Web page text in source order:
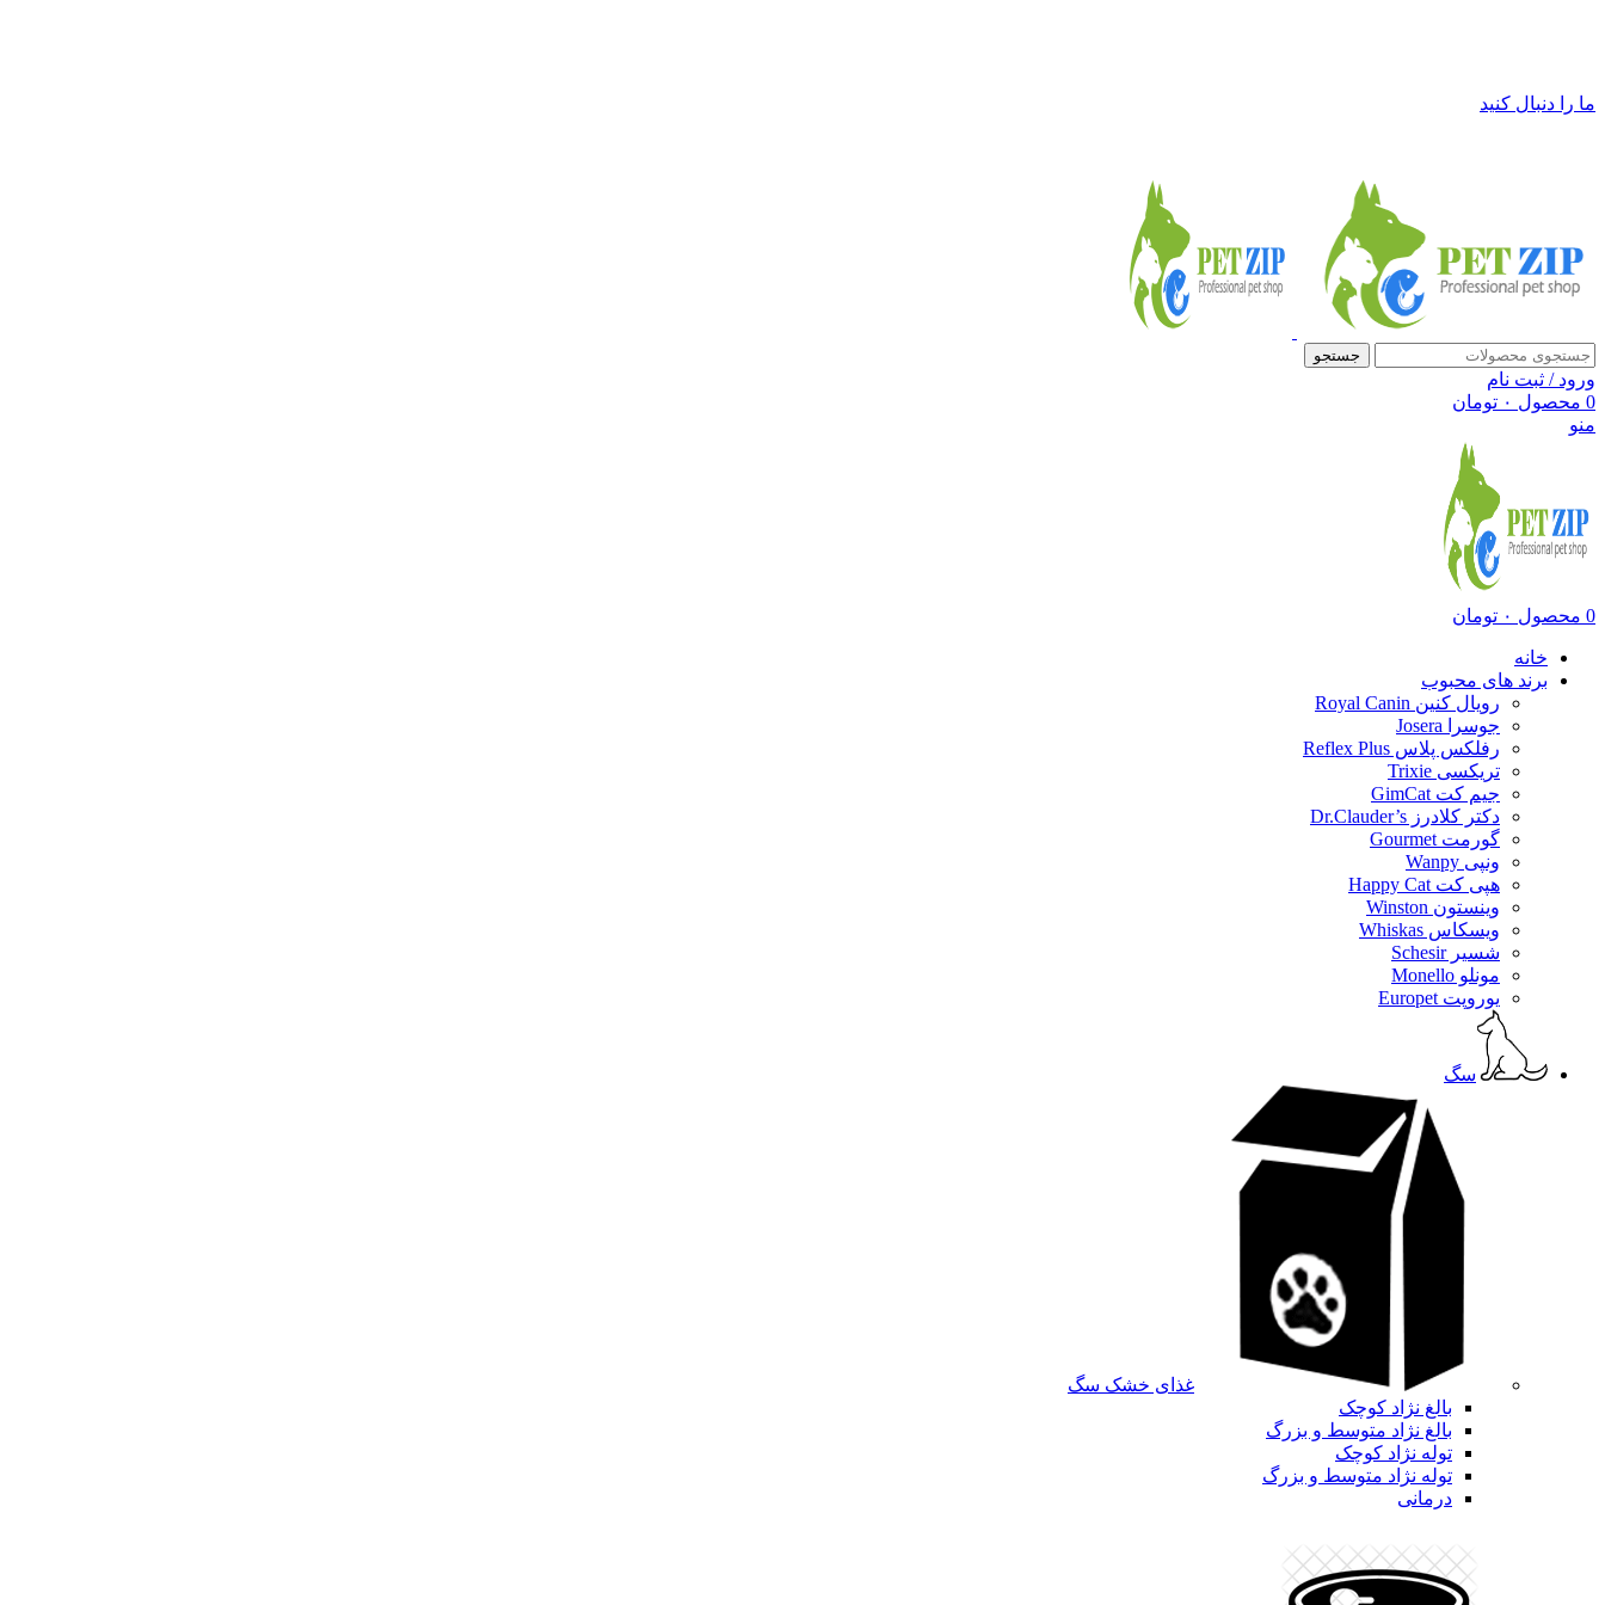
ما را دنبال کنید
جستجو
ورود / ثبت نام
0 محصول ۰ تومان
منو
0 محصول ۰ تومان
خانه
برند های محبوب
رویال کنین Royal Canin
جوسرا Josera
رفلکس پلاس Reflex Plus
تریکسی Trixie
جیم کت GimCat
دکتر کلادرز Dr.Clauder’s
گورمت Gourmet
ونپی Wanpy
هپی کت Happy Cat
وینستون Winston
ویسکاس Whiskas
شسیر Schesir
مونلو Monello
یوروپت Europet
سگ
غذای خشک سگ
بالغ نژاد کوچک
بالغ نژاد متوسط و بزرگ
توله نژاد کوچک
توله نژاد متوسط و بزرگ
درمانی